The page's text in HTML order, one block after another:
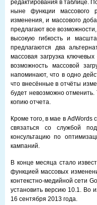
редактирования в таблице.
ныне функции массового
изменения, и массового
предлагают все
высокую гибкость и
предлагаются два
массовая загрузка
возможность массовой
напоминают, что в одно
что внесённые в отчёты
будет невозможно отменить.
копию отчета.
Кроме того, в мае в AdWords
связаться со службой
консультацию по
кампаний.
В конце месяца стало
функцией массовых
контекстно-медийной сети
установить версию 10.1. Во
16 сентября 2013 года.